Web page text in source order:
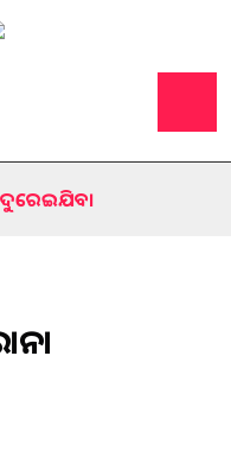
ଦୁରେଇଯିବ।